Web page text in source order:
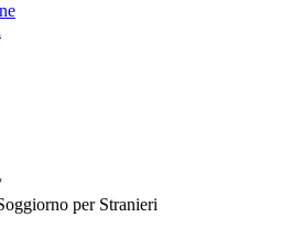
per Stranieri